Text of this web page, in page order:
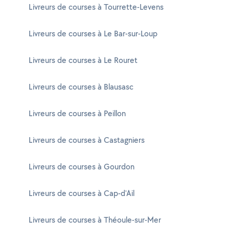
Livreurs de courses à Tourrette-Levens
Livreurs de courses à Le Bar-sur-Loup
Livreurs de courses à Le Rouret
Livreurs de courses à Blausasc
Livreurs de courses à Peillon
Livreurs de courses à Castagniers
Livreurs de courses à Gourdon
Livreurs de courses à Cap-d'Ail
Livreurs de courses à Théoule-sur-Mer